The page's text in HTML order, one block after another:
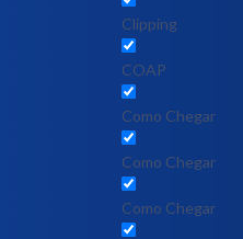
Clipping
COAP
Como Chegar
Como Chegar
Como Chegar